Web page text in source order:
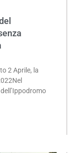
2 Aprile, la